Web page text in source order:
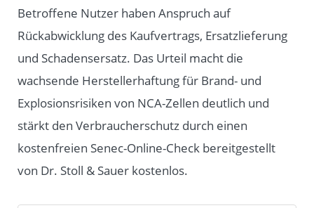
Betroffene Nutzer haben Anspruch auf
Rückabwicklung des Kaufvertrags, Ersatzlieferung
und Schadensersatz. Das Urteil macht die
wachsende Herstellerhaftung für Brand- und
Explosionsrisiken von NCA-Zellen deutlich und
stärkt den Verbraucherschutz durch einen
kostenfreien Senec-Online-Check bereitgestellt
von Dr. Stoll & Sauer kostenlos.